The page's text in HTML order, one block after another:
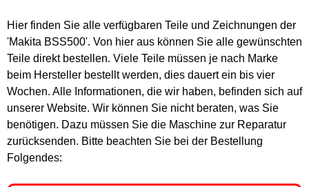
Hier finden Sie alle verfügbaren Teile und Zeichnungen der
'Makita BSS500'. Von hier aus können Sie alle gewünschten
Teile direkt bestellen. Viele Teile müssen je nach Marke
beim Hersteller bestellt werden, dies dauert ein bis vier
Wochen. Alle Informationen, die wir haben, befinden sich auf
unserer Website. Wir können Sie nicht beraten, was Sie
benötigen. Dazu müssen Sie die Maschine zur Reparatur
zurücksenden. Bitte beachten Sie bei der Bestellung
Folgendes: